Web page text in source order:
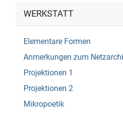
WERKSTATT
Elementare Formen
Anmerkungen zum
Projektionen 1
Projektionen 2
Mikropoetik